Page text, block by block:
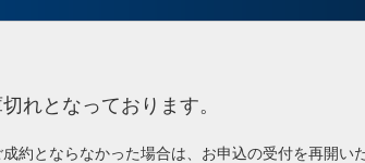
れとなっております。
約とならなかった場合は、お申込の受付を再開いた